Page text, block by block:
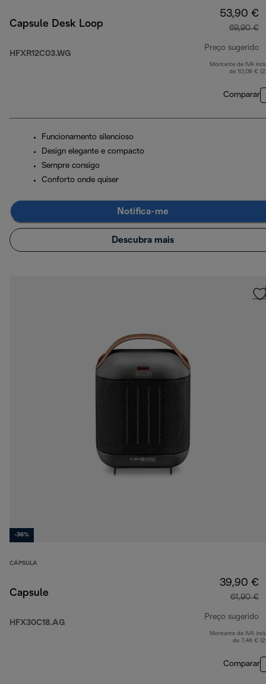
Capsule Desk Loop
HFXR12C03.WG
53,90 €
69,90 €
Preço sugerido
Montante de IVA
de 10,08 €
Comparar
Funcionamento silencioso
Design elegante e compacto
Sempre consigo
Conforto onde quiser
Notifica-me
Descubra mais
-36%
CÁPSULA
Capsule
HFX30C18.AG
39,90 €
61,90 €
Preço sugerido
Montante de IVA
de 7,46 €
Comparar